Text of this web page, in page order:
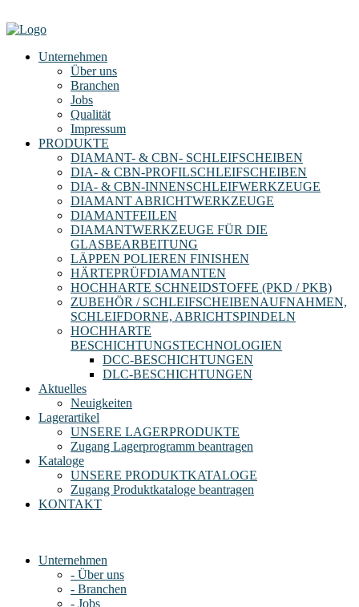
Unternehmen
Über uns
Branchen
Jobs
Qualität
Impressum
PRODUKTE
DIAMANT- & CBN- SCHLEIFSCHEIBEN
DIA- & CBN-PROFILSCHLEIFSCHEIBEN
DIA- & CBN-INNENSCHLEIFWERKZEUGE
DIAMANT ABRICHTWERKZEUGE
DIAMANTFEILEN
DIAMANTWERKZEUGE FÜR DIE
GLASBEARBEITUNG
LÄPPEN POLIEREN FINISHEN
HÄRTEPRÜFDIAMANTEN
HOCHHARTE SCHNEIDSTOFFE (PKD / PKB)
ZUBEHÖR / SCHLEIFSCHEIBENAUFNAHMEN,
SCHLEIFDORNE, ABRICHTSPINDELN
HOCHHARTE
BESCHICHTUNGSTECHNOLOGIEN
DCC-BESCHICHTUNGEN
DLC-BESCHICHTUNGEN
Aktuelles
Neuigkeiten
Lagerartikel
UNSERE LAGERPRODUKTE
Zugang Lagerprogramm beantragen
Kataloge
UNSERE PRODUKTKATALOGE
Zugang Produktkataloge beantragen
KONTAKT
Unternehmen
- Über uns
- Branchen
- Jobs